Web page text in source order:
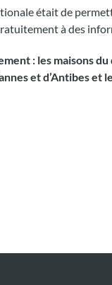
était de
à des
: les maisons
et d’Antibes et